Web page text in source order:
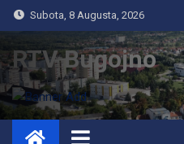
Subota, 8 Augusta, 2026
RTV Bugojno